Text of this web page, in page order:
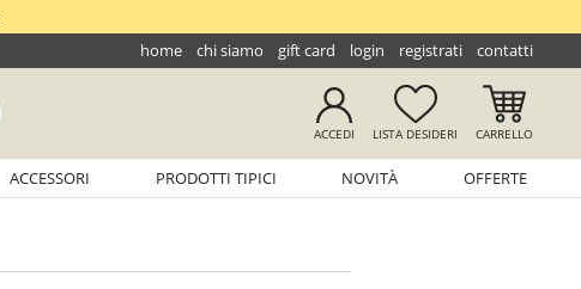
home chi siamo gift card login registrati contatti
ACCEDI LISTADESIDERI CARRELLO
ACCESSORI PRODOTTI TIPICI NOVITÀ OFFERTE